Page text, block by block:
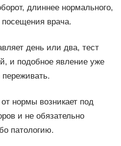
длиннее нормального,
врача.
день или два, тест
и подобное явление уже
нормы возникает под
и не обязательно
патологию.